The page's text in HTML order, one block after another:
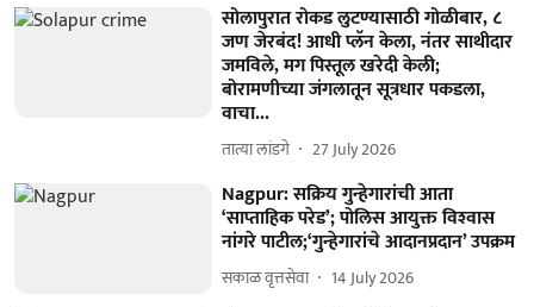
सोलापुरात रोकड लुटण्यासाठी गोळीबार, ८
जण जेरबंद! आधी प्लॅन केला, नंतर साथीदार
जमविले, मग पिस्तूल खरेदी केली;
बोरामणीच्या जंगलातून सूत्रधार पकडला,
वाचा...
तात्या लांडगे 27 July 2026
Nagpur: सक्रिय गुन्हेगारांची आता
‘साप्ताहिक परेड’; पोलिस आयुक्त विश्‍वास
नांगरे पाटील;‘गुन्हेगारांचे आदानप्रदान’ उपक्रम
सकाळ वृत्तसेवा 14 July 2026